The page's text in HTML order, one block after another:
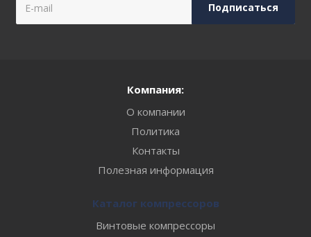
Компания:
О компании
Политика
Контакты
Полезная информация
Каталог компрессоров
Винтовые компрессоры